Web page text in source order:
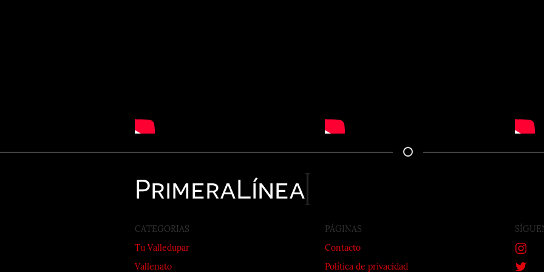
PrimeraLínea
CATEGORIAS
Tu Valledupar
Vallenato
PÁGINAS
Contacto
Política de privacidad